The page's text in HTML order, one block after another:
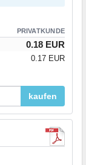
PRIVATKUNDE
0.18 EUR
0.17 EUR
kaufen